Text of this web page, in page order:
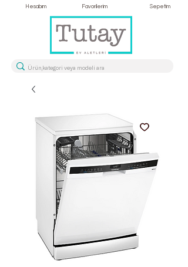
Hesabım Favorilerim Sepetim